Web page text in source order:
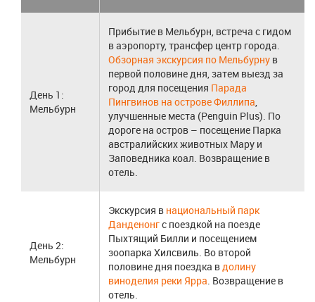
День 1:
Мельбурн
Прибытие в Мельбурн, встреча с гидом
в аэропорту, трансфер центр города.
Обзорная экскурсия по Мельбурну в
первой половине дня, затем выезд за
город для посещения Парада
Пингвинов на острове Филлипа,
улучшенные места (Penguin Plus). По
дороге на остров – посещение Парка
австралийских животных Мару и
Заповедника коал. Возвращение в
отель.
День 2:
Мельбурн
Экскурсия в национальный парк
Данденонгс поездкой на поезде
Пыхтящий Билли и посещением
зоопарка Хилсвиль. Во второй
половине дня поездка вдолину
виноделия реки Ярра. Возвращение в
отель.